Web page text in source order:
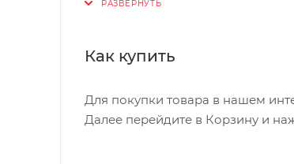
выполнен в черном цвете и
Как купить
Для покупки товара в нашем
Далее перейдите в Корзину и